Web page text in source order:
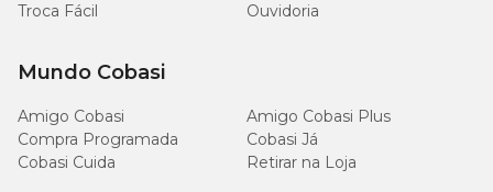
Troca Fácil
Ouvidoria
Mundo Cobasi
Amigo Cobasi
Amigo Cobasi Plus
Compra Programada
Cobasi Já
Cobasi Cuida
Retirar na Loja